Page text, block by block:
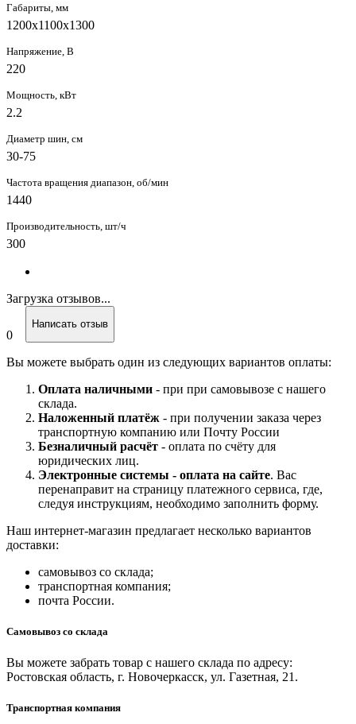
Габариты, мм
1200х1100х1300
Напряжение, В
220
Мощность, кВт
2.2
Диаметр шин, см
30-75
Частота вращения диапазон, об/мин
1440
Производительность, шт/ч
300
Загрузка отзывов...
0
Написать отзыв
Вы можете выбрать один из следующих вариантов оплаты:
Оплата наличными - при при самовывозе с нашего
склада.
Наложенный платёж - при получении заказа через
транспортную компанию или Почту России
Безналичный расчёт - оплата по счёту для
юридических лиц.
Электронные системы - оплата на сайте. Вас
перенаправит на страницу платежного сервиса, где,
следуя инструкциям, необходимо заполнить форму.
Наш интернет-магазин предлагает несколько вариантов
доставки:
самовывоз со склада;
транспортная компания;
почта России.
Самовывоз со склада
Вы можете забрать товар с нашего склада по адресу:
Ростовская область, г. Новочеркасск, ул. Газетная, 21.
Транспортная компания